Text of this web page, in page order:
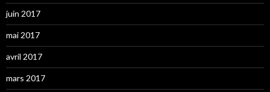
juin 2017
mai 2017
avril 2017
mars 2017